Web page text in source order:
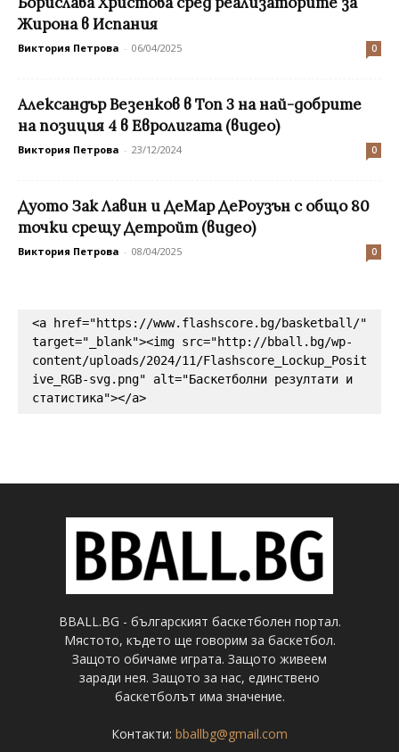
Жирона в Испания
Виктория Петрова - 06/04/2025 0
Александър Везенков в Топ 3 на най-добрите
на позиция 4 в Евролигата (видео)
Виктория Петрова - 23/12/2024 0
Дуото Зак Лавин и ДеМар ДеРоузън с общо 80
точки срещу Детройт (видео)
Виктория Петрова - 08/04/2025 0
<a href="https://www.flashscore.bg/basketball/"
target="_blank"><img src="http://bball.bg/wp-
content/uploads/2024/11/Flashscore_Lockup_Posit
ive_RGB-svg.png" alt="Баскетболни резултати и
статистика"></a>
BBALL.BG - българският баскетболен портал.
Мястото, където ще говорим за баскетбол.
Защото обичаме играта. Защото живеем
заради нея. Защото за нас, единствено
баскетболът има значение.
Контакти: bballbg@gmail.com